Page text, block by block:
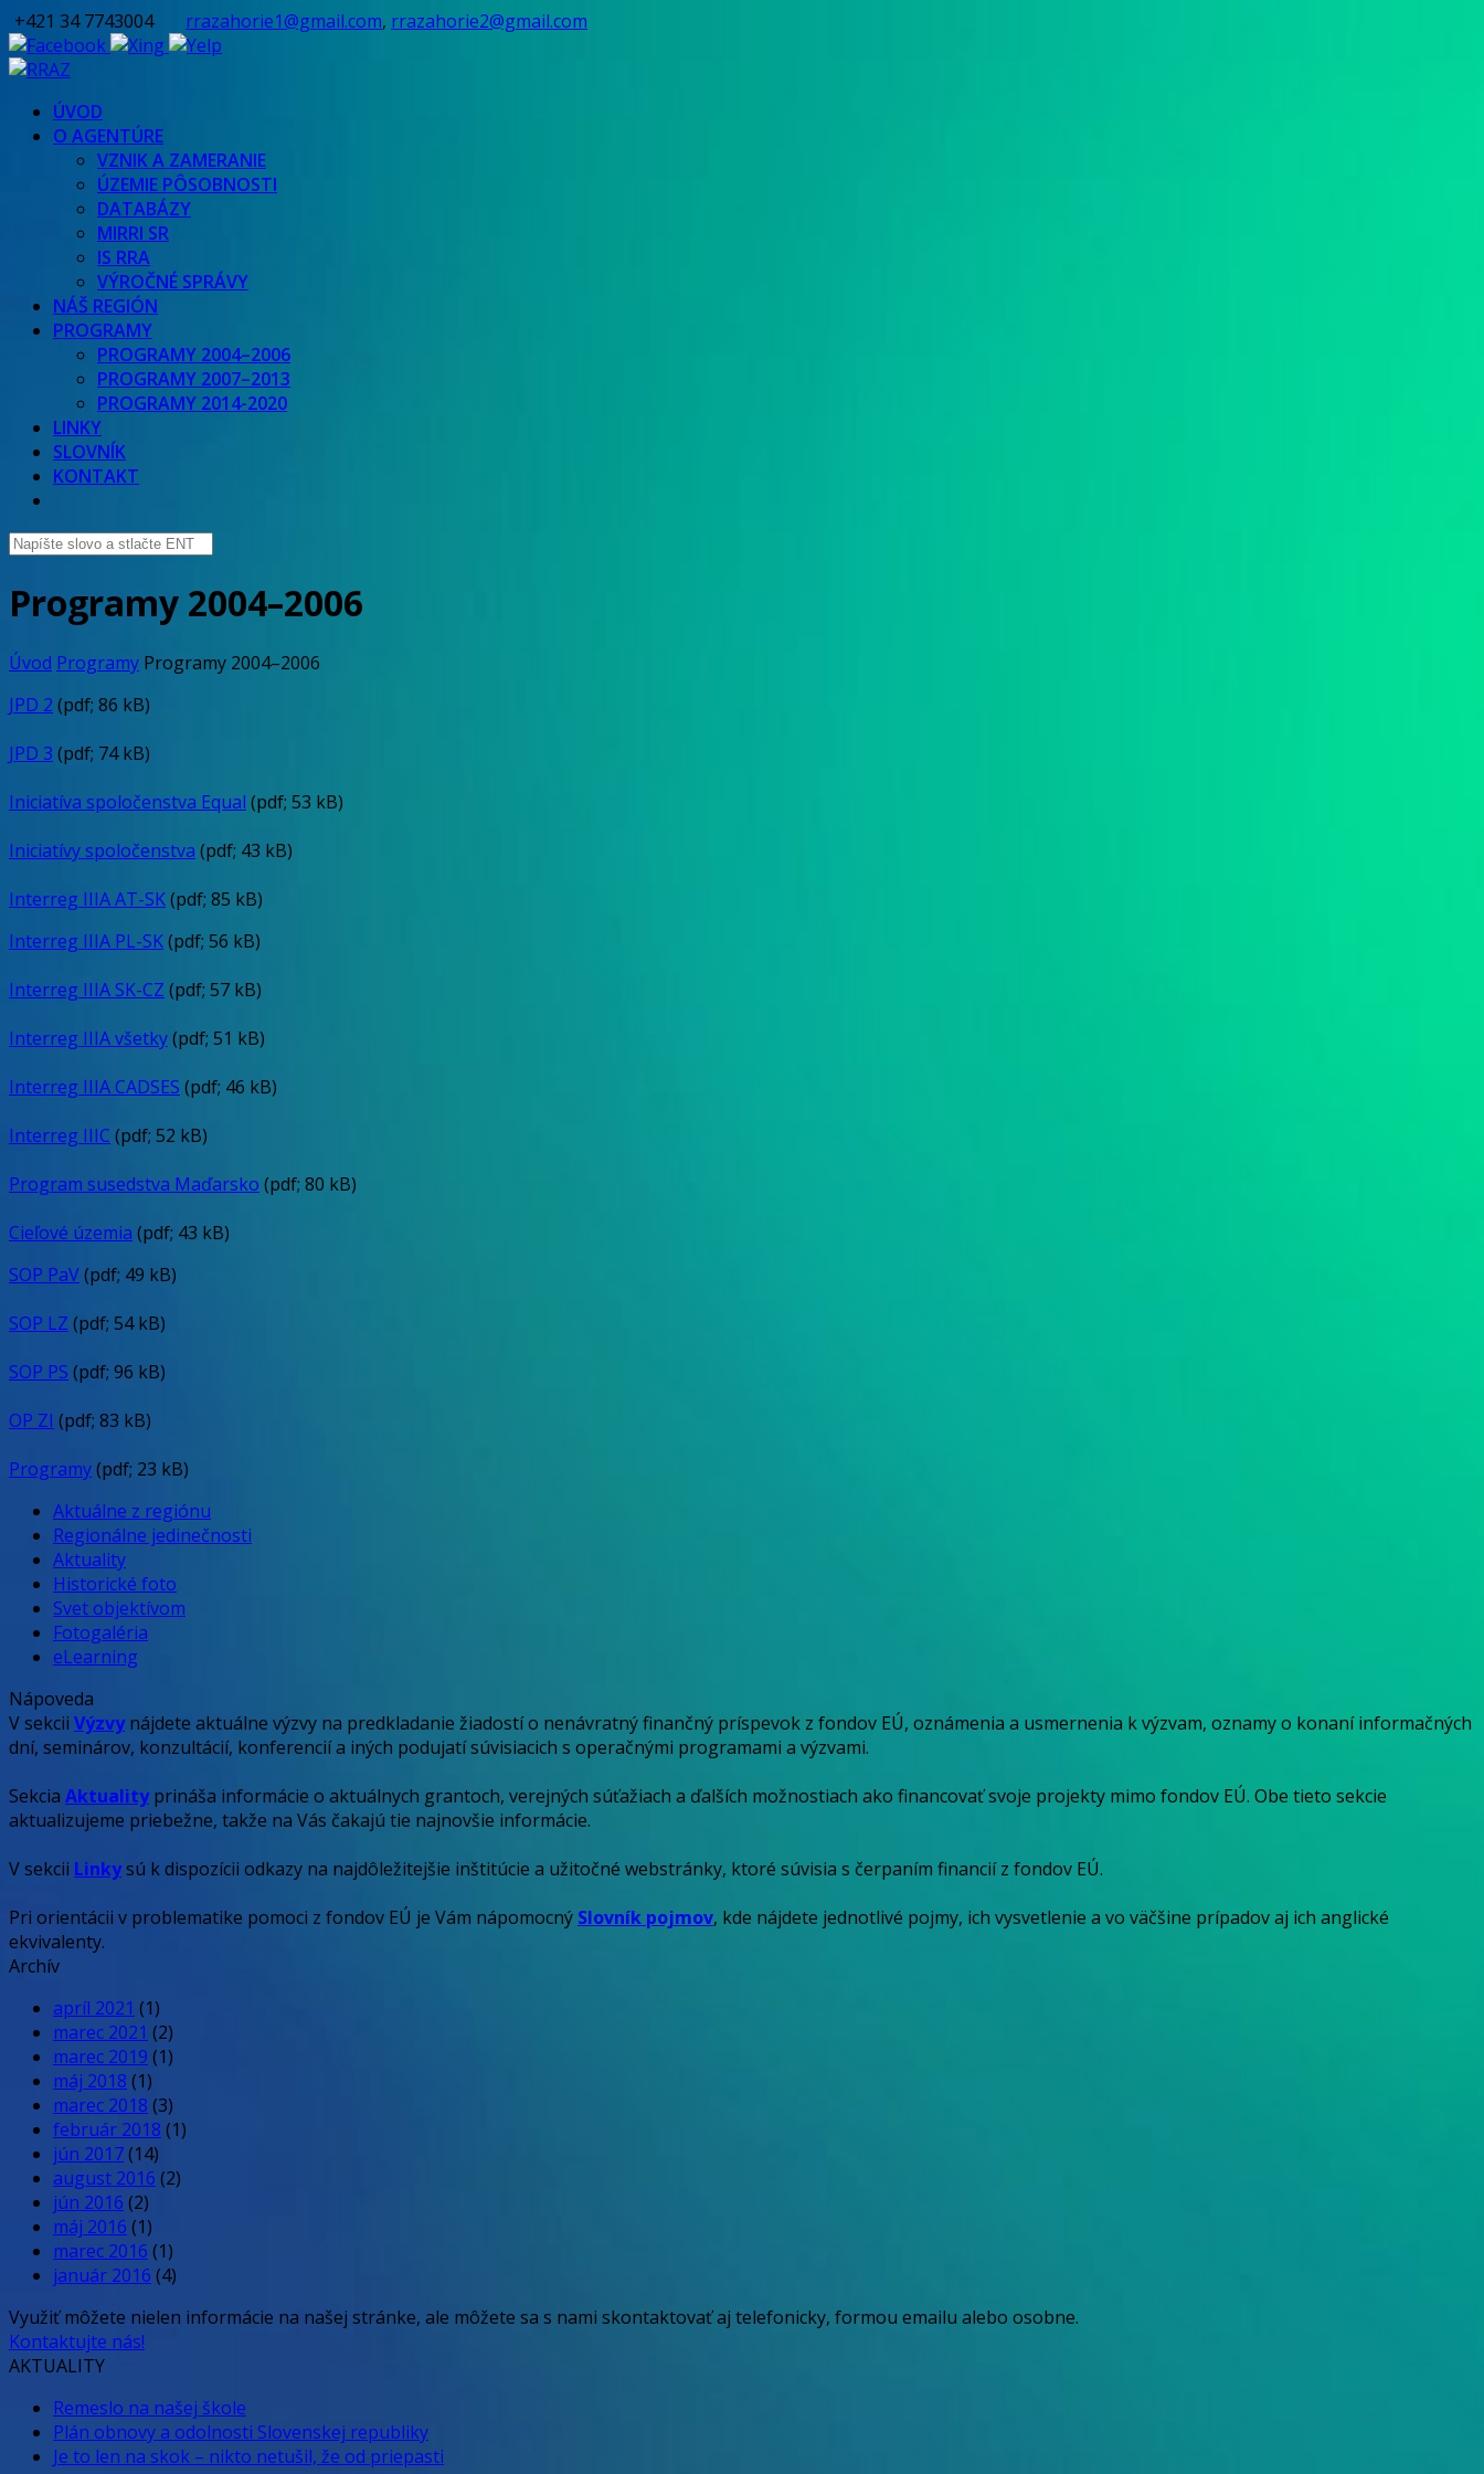
+421 34 7743004 rrazahorie1@gmail.com, rrazahorie2@gmail.com
ÚVOD
O AGENTÚRE
VZNIK A ZAMERANIE
ÚZEMIE PÔSOBNOSTI
DATABÁZY
MIRRI SR
IS RRA
VÝROČNÉ SPRÁVY
NÁŠ REGIÓN
PROGRAMY
PROGRAMY 2004–2006
PROGRAMY 2007–2013
PROGRAMY 2014-2020
LINKY
SLOVNÍK
KONTAKT
Programy 2004–2006
Úvod Programy Programy 2004–2006
JPD 2 (pdf; 86 kB)
JPD 3 (pdf; 74 kB)
Iniciatíva spoločenstva Equal (pdf; 53 kB)
Iniciatívy spoločenstva (pdf; 43 kB)
Interreg IIIA AT-SK(pdf; 85 kB)
Interreg IIIA PL-SK(pdf; 56 kB)
Interreg IIIA SK-CZ (pdf; 57 kB)
Interreg IIIA všetky(pdf; 51 kB)
Interreg IIIA CADSES (pdf; 46 kB)
Interreg IIIC (pdf; 52 kB)
Program susedstva Maďarsko (pdf; 80 kB)
Cieľové územia (pdf; 43 kB)
SOP PaV(pdf; 49 kB)
SOP LZ (pdf; 54 kB)
SOP PS (pdf; 96 kB)
OP ZI (pdf; 83 kB)
Programy(pdf; 23 kB)
Aktuálne z regiónu
Regionálne jedinečnosti
Aktuality
Historické foto
Svet objektívom
Fotogaléria
eLearning
Nápoveda
V sekcii Výzvynájdete aktuálne výzvy na predkladanie žiadostí o nenávratný finančný príspevok z fondov EÚ, oznámenia a usmernenia k výzvam, oznamy o konaní informačných
dní, seminárov, konzultácií, konferencií a iných podujatí súvisiacich s operačnými programami a výzvami.
Sekcia Aktualityprináša informácie o aktuálnych grantoch, verejných súťažiach a ďalších možnostiach ako financovať svoje projekty mimo fondov EÚ. Obe tieto sekcie
aktualizujeme priebežne, takže na Vás čakajú tie najnovšie informácie.
V sekcii Linkysú k dispozícii odkazy na najdôležitejšie inštitúcie a užitočné webstránky, ktoré súvisia s čerpaním financií z fondov EÚ.
Pri orientácii v problematike pomoci z fondov EÚ je Vám nápomocný Slovník pojmov, kde nájdete jednotlivé pojmy, ich vysvetlenie a vo väčšine prípadov aj ich anglické
ekvivalenty.
Archív
apríl 2021 (1)
marec 2021 (2)
marec 2019 (1)
máj 2018 (1)
marec 2018 (3)
február 2018 (1)
jún 2017(14)
august 2016 (2)
jún 2016 (2)
máj 2016 (1)
marec 2016 (1)
január 2016 (4)
Využiť môžete nielen informácie na našej stránke, ale môžete sa s nami skontaktovať aj telefonicky, formou emailu alebo osobne.
Kontaktujte nás!
AKTUALITY
Remeslo na našej škole
Plán obnovy a odolnosti Slovenskej republiky
Je to len na skok – nikto netušil, že od priepasti